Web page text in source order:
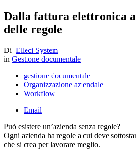
Dalla fattura elettronica
delle regole
Di Elleci System
in Gestione documentale
gestione documentale
Organizzazione aziendale
Workflow
Email
Può esistere un’azienda senza regole?
Ogni azienda ha regole a cui deve
che si crea per lavorare meglio.